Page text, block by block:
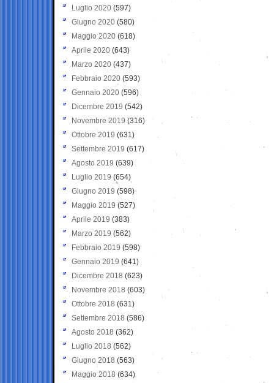
Luglio 2020 (597)
Giugno 2020 (580)
Maggio 2020 (618)
Aprile 2020 (643)
Marzo 2020 (437)
Febbraio 2020 (593)
Gennaio 2020 (596)
Dicembre 2019 (542)
Novembre 2019 (316)
Ottobre 2019 (631)
Settembre 2019 (617)
Agosto 2019 (639)
Luglio 2019 (654)
Giugno 2019 (598)
Maggio 2019 (527)
Aprile 2019 (383)
Marzo 2019 (562)
Febbraio 2019 (598)
Gennaio 2019 (641)
Dicembre 2018 (623)
Novembre 2018 (603)
Ottobre 2018 (631)
Settembre 2018 (586)
Agosto 2018 (362)
Luglio 2018 (562)
Giugno 2018 (563)
Maggio 2018 (634)